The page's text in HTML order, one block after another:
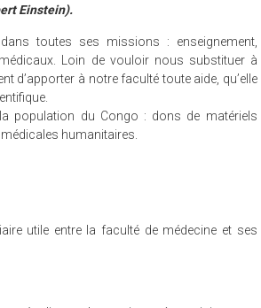
Einstein).
toutes ses missions : enseignement,
Loin de vouloir nous substituer à
d’apporter à notre faculté toute aide, qu’elle
population du Congo : dons de matériels
humanitaires.
utile entre la faculté de médecine et ses